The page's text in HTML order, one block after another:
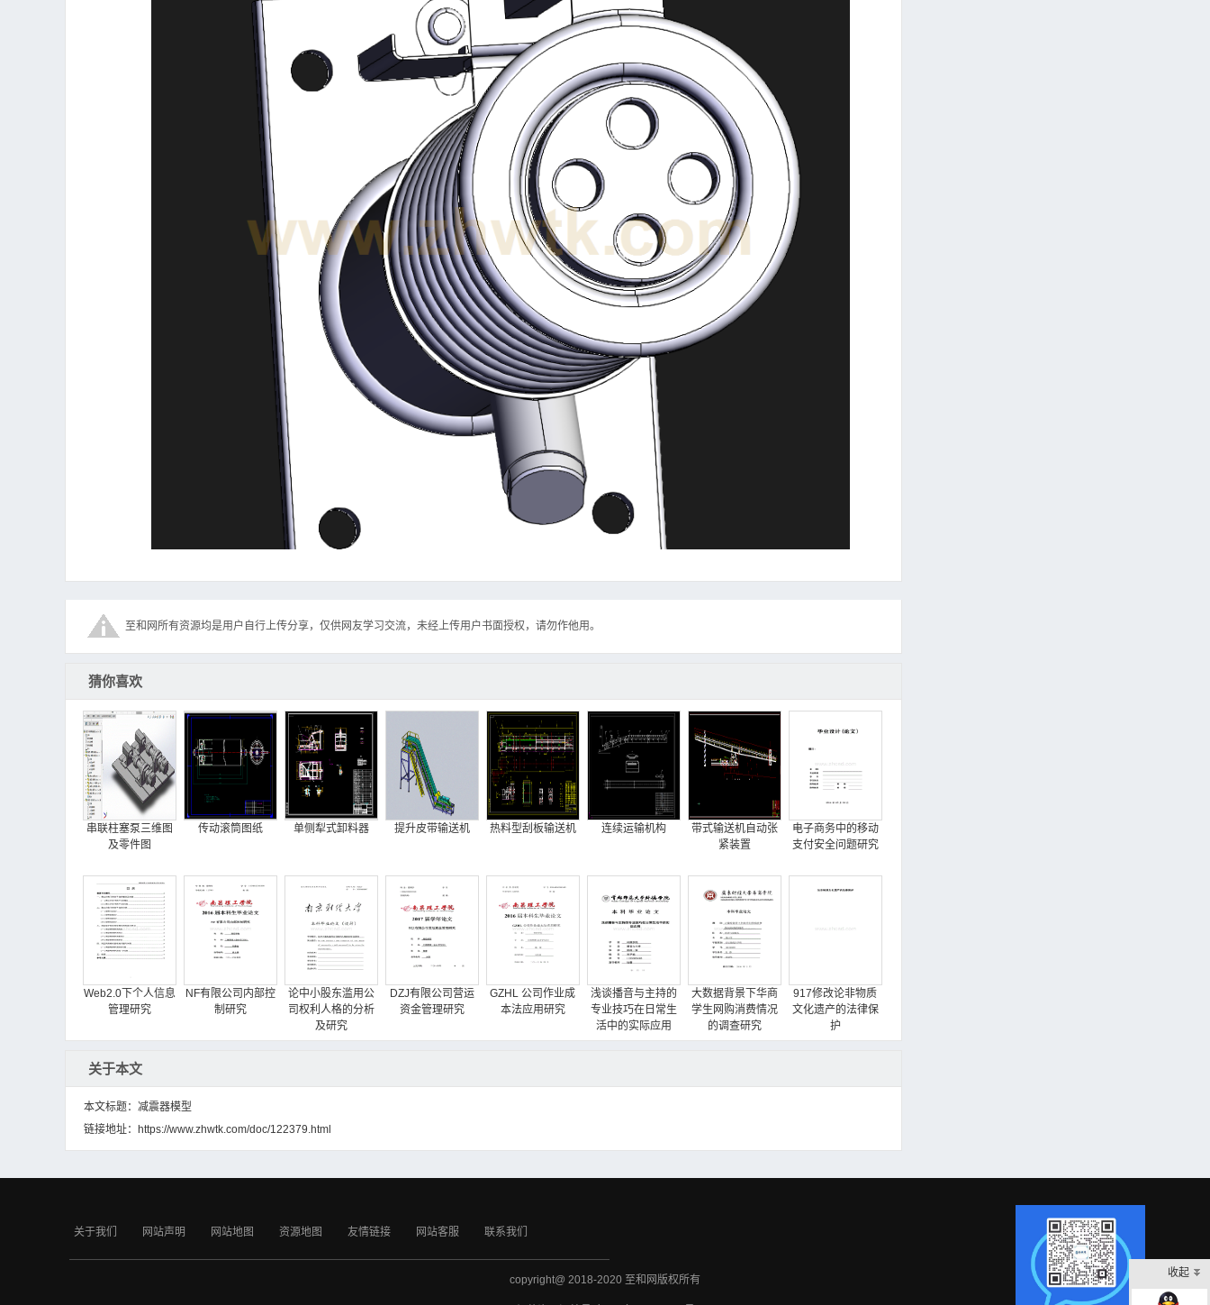
至和网所有资源均是用户自行上传分享，仅供网友学习交流，未经上传用户书面授权，请勿作他用。
猜你喜欢
串联柱塞泵三维图
及零件图
传动滚筒图纸 单侧犁式卸料器 提升皮带输送机 热料型刮板输送机 连续运输机构
带式输送机自动张
紧装置
电子商务中的移动
支付安全问题研究
Web2.0下个人信息
管理研究
NF有限公司内部控
制研究
论中小股东滥用公
司权利人格的分析
及研究
DZJ有限公司营运
资金管理研究
GZHL 公司作业成
本法应用研究
浅谈播音与主持的
专业技巧在日常生
活中的实际应用
大数据背景下华商
学生网购消费情况
的调查研究
917修改论非物质
文化遗产的法律保
护
关于本文
本文标题：减震器模型
链接地址： https://www.zhwtk.com/doc/122379.html
关于我们 网站声明 网站地图 资源地图 友情链接 网站客服 联系我们
copyright@ 2018-2020 至和网版权所有
收起